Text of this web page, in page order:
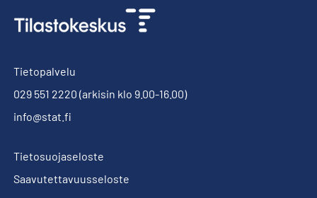
Tietopalvelu
029 551 2220 (arkisin klo 9.00-16.00)
info@stat.fi
Tietosuojaseloste
Saavutettavuusseloste